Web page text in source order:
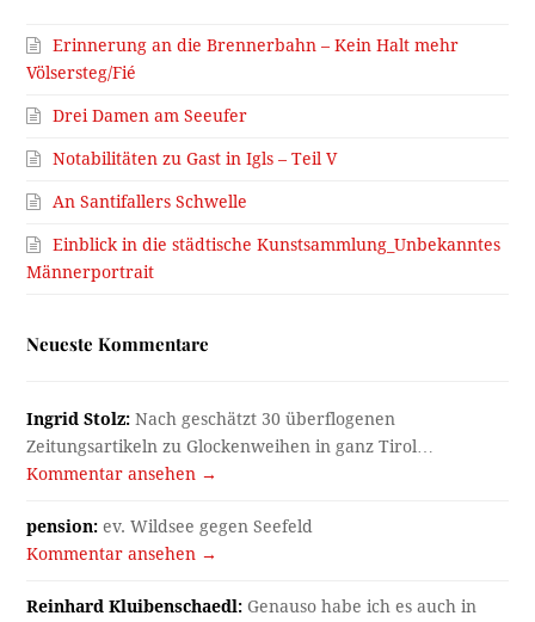
Erinnerung an die Brennerbahn – Kein Halt mehr
Völsersteg/Fié
Drei Damen am Seeufer
Notabilitäten zu Gast in Igls – Teil V
An Santifallers Schwelle
Einblick in die städtische Kunstsammlung_Unbekanntes
Männerportrait
Neueste Kommentare
Ingrid Stolz: Nach geschätzt 30 überflogenen
Zeitungsartikeln zu Glockenweihen in ganz Tirol…
Kommentar ansehen →
pension: ev. Wildsee gegen Seefeld
Kommentar ansehen →
Reinhard Kluibenschaedl: Genauso habe ich es auch in